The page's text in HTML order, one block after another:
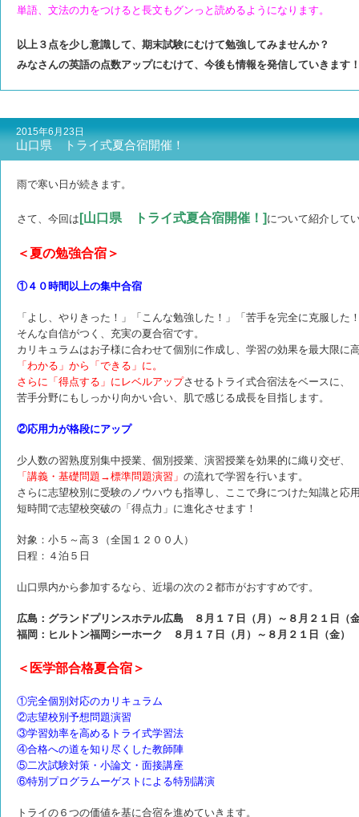
単語、文法の力をつけると長文もグンっと読めるようになります。
以上３点を少し意識して、期末試験にむけて勉強してみませんか？
みなさんの英語の点数アップにむけて、今後も情報を発信していきます
2015年6月23日
山口県 トライ式夏合宿開催！
雨で寒い日が続きます。
さて、今回は [山口県 トライ式夏合宿開催！] について紹介して
＜夏の勉強合宿＞
①４０時間以上の集中合宿
「よし、やりきった！」「こんな勉強した！」「苦手を完全に克服した
そんな自信がつく、充実の夏合宿です。
カリキュラムはお子様に合わせて個別に作成し、学習の効果を最大限に
「わかる」から「できる」に。
さらに「得点する」にレベルアップさせるトライ式合宿法をベースに、
苦手分野にもしっかり向かい合い、肌で感じる成長を目指します。
②応用力が格段にアップ
少人数の習熟度別集中授業、個別授業、演習授業を効果的に織り交ぜ、
「講義・基礎問題→標準問題演習」 の流れで学習を行います。
さらに志望校別に受験のノウハウも指導し、 ここで身につけた知識と応
短時間で志望校突破の「得点力」に進化させます！
対象：小５～高３（全国１２００人）
日程：４泊５日
山口県内から参加するなら、近場の次の２都市がおすすめです。
広島：グランドプリンスホテル広島
８月１７日（月）～８月２１日（
福岡：ヒルトン福岡シーホーク
８月１７日（月）～８月２１日（金）
＜医学部合格夏合宿＞
①完全個別対応のカリキュラム
②志望校別予想問題演習
③学習効率を高めるトライ式学習法
④合格への道を知り尽くした教師陣
⑤二次試験対策・小論文・面接講座
⑥特別プログラムーゲストによる特別講演
トライの６つの価値を基に合宿を進めていきます。